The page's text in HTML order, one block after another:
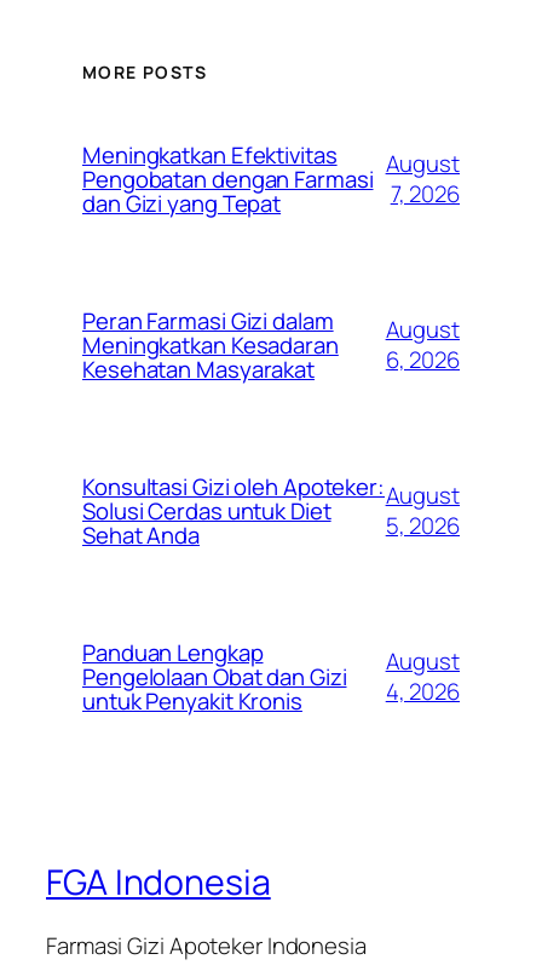
MORE POSTS
Meningkatkan Efektivitas
Pengobatan dengan Farmasi
dan Gizi yang Tepat
August
7, 2026
Peran Farmasi Gizi dalam
Meningkatkan Kesadaran
Kesehatan Masyarakat
August
6, 2026
Konsultasi Gizi oleh Apoteker:
Solusi Cerdas untuk Diet
Sehat Anda
August
5, 2026
Panduan Lengkap
Pengelolaan Obat dan Gizi
untuk Penyakit Kronis
August
4, 2026
FGA Indonesia
Farmasi Gizi Apoteker Indonesia